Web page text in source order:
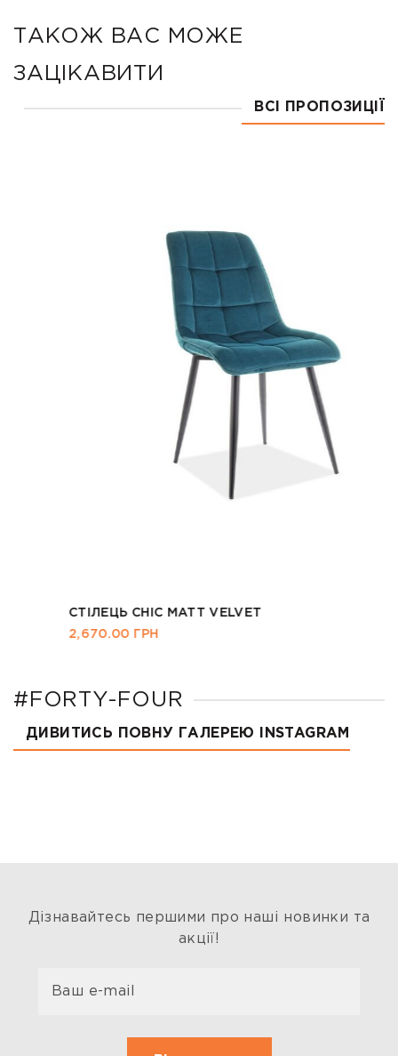
ТАКОЖ ВАС МОЖЕ
ЗАЦІКАВИТИ
ВСІ ПРОПОЗИЦІЇ
СТІЛЕЦЬ CHIC MATT VELVET
2,670.00ГРН
#FORTY-FOUR
ДИВИТИСЬ ПОВНУ ГАЛЕРЕЮ INSTAGRAM
Дізнавайтесь першими про наші новинки та
акції!